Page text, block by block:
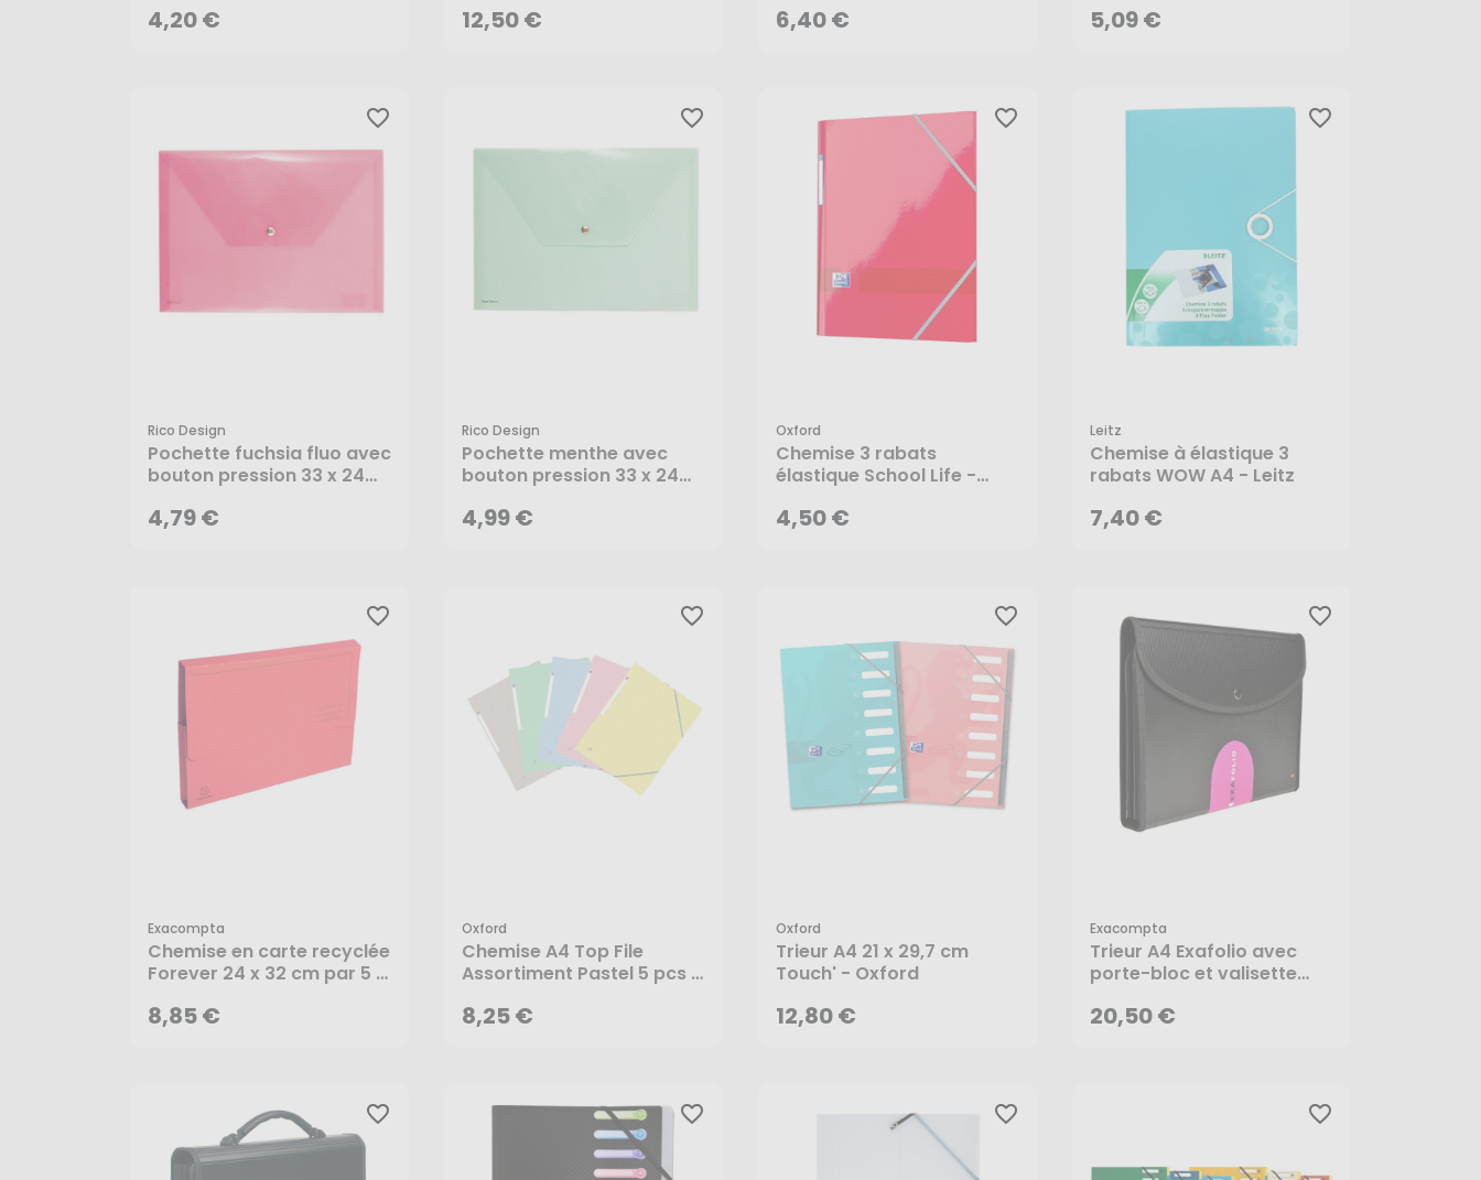
4,20 €AJOUTER AU PANIER 12,50 €AJOUTER AU PANIER 6,40 €AJOUTER AU PANIER 5,09 €AJOUTER AU PANIER
favorite_border
Rico Design
Pochette fuchsia fluo avec
bouton pression 33 x 24
4,79 €
4,79 €
AJOUTER AU PANIER
favorite_border
Rico Design
Pochette menthe avec
bouton pression 33 x 24
4,99 €
4,99 €
AJOUTER AU PANIER
favorite_border
Oxford
Chemise 3 rabats
élastique School Life -
4,50 €
4,50 €
AJOUTER AU PANIER
favorite_border
Leitz
Chemise à élastique 3
rabats WOW A4 - Leitz
7,40 €
7,40 €
AJOUTER AU PANIER
favorite_border
Exacompta
Chemise en carte recyclée
Forever 24 x 32 cm par 5 -
8,85 €
8,85 €
AJOUTER AU PANIER
favorite_border
Oxford
Chemise A4 Top File
Assortiment Pastel 5 pcs -
8,25 €
8,25 €
AJOUTER AU PANIER
favorite_border
Oxford
Trieur A4 21 x 29,7 cm
Touch' - Oxford
12,80 €
12,80 €
AJOUTER AU PANIER
favorite_border
Exacompta
Trieur A4 Exafolio avec
porte-bloc et valisette
- Exacompta
20,50 €
20,50 €
AJOUTER AU PANIER
favorite_border favorite_border favorite_border favorite_border